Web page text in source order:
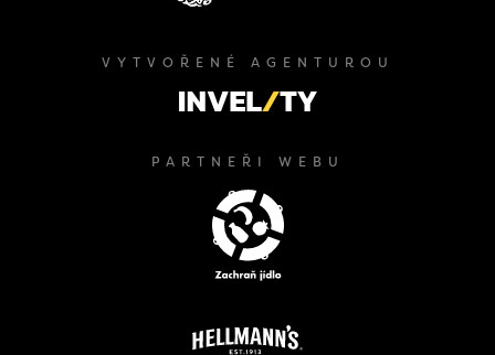
VYTVOŘENÉ AGENTUROU
PARTNEŘI WEBU